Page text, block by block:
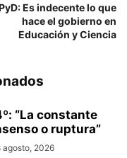
Es indecente lo que
hace el gobierno en
Educación y Ciencia
“La constante
o ruptura”
agosto, 2026